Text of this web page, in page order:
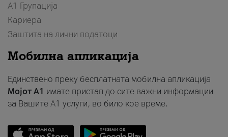
А1 Групација
Кариера
Заштита на лични податоци
Мобилна апликација
Единствено преку бесплатната мобилна апликација
Мојот A1 имате пристап до сите важни информации
за Вашите A1 услуги, во било кое време.